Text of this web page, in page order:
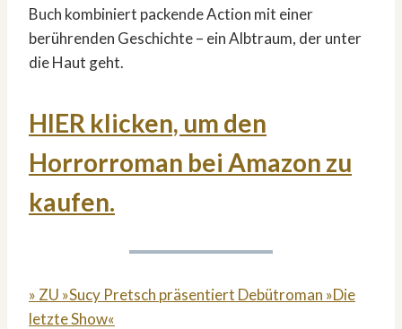
Buch kombiniert packende Action mit einer
berührenden Geschichte – ein Albtraum, der unter
die Haut geht.
HIER klicken, um den
Horrorroman bei Amazon zu
kaufen.
» ZU »Sucy Pretsch präsentiert Debütroman »Die
letzte Show«